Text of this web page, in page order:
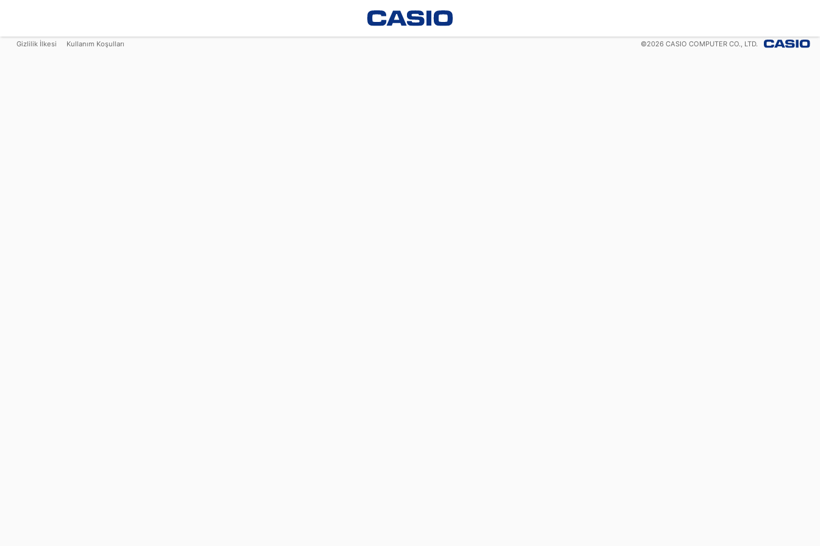
Gizlilik İlkesi Kullanım Koşulları ©2026 CASIO COMPUTER CO., LTD.